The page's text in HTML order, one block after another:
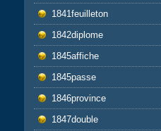
1841feuilleton
1842diplome
1845affiche
1845passe
1846province
1847double